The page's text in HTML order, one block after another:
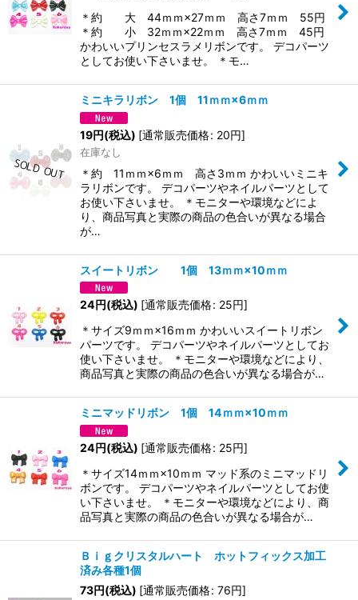
＊約 大 44ｍｍ×27ｍｍ 高さ7ｍｍ 55円
＊約 小 32ｍｍ×22ｍｍ 高さ7ｍｍ 45円
かわいいプリンセスラメリボンです。 デコパーツ
としてお使い下さいませ。 ＊モ…
ミニキラリボン 1個 11ｍｍ×6ｍｍ
19円(税込) [通常販売価格: 20円]
在庫なし
＊約 11ｍｍ×6ｍｍ 高さ3ｍｍ かわいいミニキ
ラリボンです。 デコパーツやネイルパーツとして
お使い下さいませ。 ＊モニターや環境などによ
り、商品写真と実際の商品の色合いが異なる場合
が…
スイートリボン 1個 13ｍｍ×10ｍｍ
24円(税込) [通常販売価格: 25円]
＊サイズ9ｍｍ×16ｍｍ かわいいスイートリボン
パーツです。 デコパーツやネイルパーツとしてお
使い下さいませ。 ＊モニターや環境などにより、
商品写真と実際の商品の色合いが異なる場合が…
ミニマッドリボン 1個 14ｍｍ×10ｍｍ
24円(税込) [通常販売価格: 25円]
＊サイズ14ｍｍ×10ｍｍ マッド系のミニマッドリ
ボンです。 デコパーツやネイルパーツとしてお使
い下さいませ。 ＊モニターや環境などにより、商
品写真と実際の商品の色合いが異なる場合が…
Ｂｉｇクリスタルハート ホットフィックス加工
済み各種1個
73円(税込) [通常販売価格: 76円]